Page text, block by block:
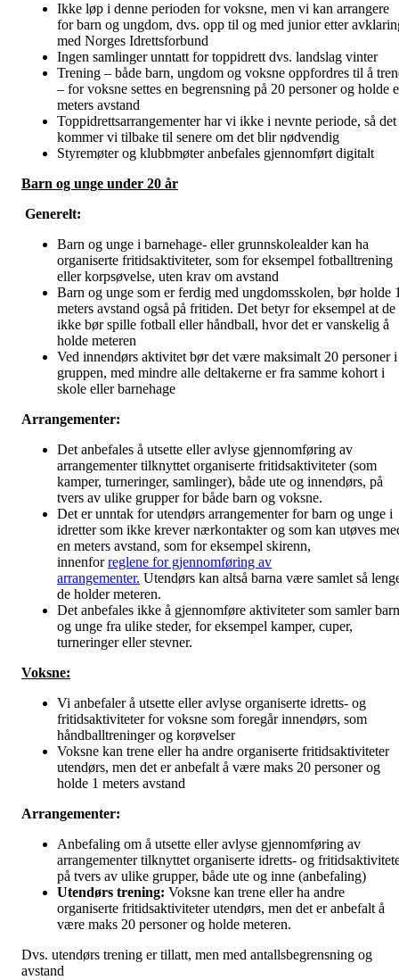
Ikke løp i denne perioden for voksne, men vi kan arrangere
for barn og ungdom, dvs. opp til og med junior etter
med Norges Idrettsforbund
Ingen samlinger unntatt for toppidrett dvs. landslag vinter
Trening – både barn, ungdom og voksne oppfordres til å
– for voksne settes en begrensning på 20 personer og holde
meters avstand
Toppidrettsarrangementer har vi ikke i nevnte periode, så det
kommer vi tilbake til senere om det blir nødvendig
Styremøter og klubbmøter anbefales gjennomført digitalt
Barn og unge under 20 år
Generelt:
Barn og unge i barnehage- eller grunnskolealder kan ha
organiserte fritidsaktiviteter, som for eksempel fotballtrening
eller korpsøvelse, uten krav om avstand
Barn og unge som er ferdig med ungdomsskolen, bør holde
meters avstand også på fritiden. Det betyr for eksempel at de
ikke bør spille fotball eller håndball, hvor det er vanskelig å
holde meteren
Ved innendørs aktivitet bør det være maksimalt 20 personer i
gruppen, med mindre alle deltakerne er fra samme kohort i
skole eller barnehage
Arrangementer:
Det anbefales å utsette eller avlyse gjennomføring av
arrangementer tilknyttet organiserte fritidsaktiviteter (som
kamper, turneringer, samlinger), både ute og innendørs, på
tvers av ulike grupper for både barn og voksne.
Det er unntak for utendørs arrangementer for barn og unge i
idretter som ikke krever nærkontakter og som kan utøves
en meters avstand, som for eksempel skirenn,
innenforreglene for gjennomføring av
arrangementer. Utendørs kan altså barna være samlet så
de holder meteren.
Det anbefales ikke å gjennomføre aktiviteter som samler barn
og unge fra ulike steder, for eksempel kamper, cuper,
turneringer eller stevner.
Voksne:
Vi anbefaler å utsette eller avlyse organiserte idretts- og
fritidsaktiviteter for voksne som foregår innendørs, som
håndballtreninger og korøvelser
Voksne kan trene eller ha andre organiserte fritidsaktiviteter
utendørs, men det er anbefalt å være maks 20 personer og
holde 1 meters avstand
Arrangementer:
Anbefaling om å utsette eller avlyse gjennomføring av
arrangementer tilknyttet organiserte idretts- og
på tvers av ulike grupper, både ute og inne (anbefaling)
Utendørs trening: Voksne kan trene eller ha andre
organiserte fritidsaktiviteter utendørs, men det er anbefalt å
være maks 20 personer og holde meteren.
Dvs. utendørs trening er tillatt, men med antallsbegrensning og
avstand